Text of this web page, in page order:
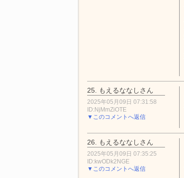
25. もえるななしさん
2025年05月09日 07:31:58
ID:NjMmZiOTE
▼このコメントへ返信
26. もえるななしさん
2025年05月09日 07:35:25
ID:kwODk2NGE
▼このコメントへ返信